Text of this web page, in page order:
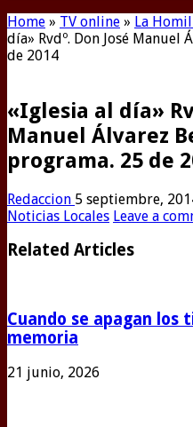
Home » TV online » La
día» Rvdº. Don José Manuel
de 2014
«Iglesia al día»
Manuel Álvarez
programa. 25 de
Redaccion 5 septiembre,
Noticias Locales Leave a
Related Articles
Cuando se apagan los
memoria
21 junio, 2026